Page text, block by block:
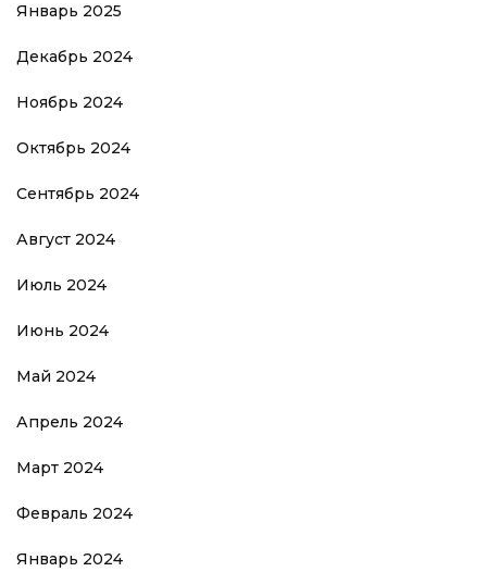
Январь 2025
Декабрь 2024
Ноябрь 2024
Октябрь 2024
Сентябрь 2024
Август 2024
Июль 2024
Июнь 2024
Май 2024
Апрель 2024
Март 2024
Февраль 2024
Январь 2024